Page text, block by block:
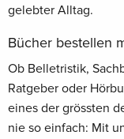
gelebter Alltag.
Bücher bestellen
Ob Belletristik,
Ratgeber oder
eines der grössten
nie so einfach: Mit